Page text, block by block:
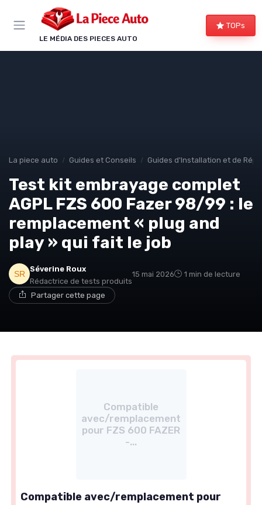
LE MÉDIA DES PIECES AUTO
TOPs
La piece auto Guides et Conseils Guides d'Installation et de
Test kit embrayage complet
AGPL FZS 600 Fazer 98/99 : le
remplacement « plug and
play » qui fait le job
Séverine Roux
Rédactrice de tests produits
15 mai 2026 1 min de lecture
Partager cette page
Compatible
avec/remplacement
pour FZS 600 FAZER
-...
Compatible avec/remplacement pour
Panneau de gestion des cookies